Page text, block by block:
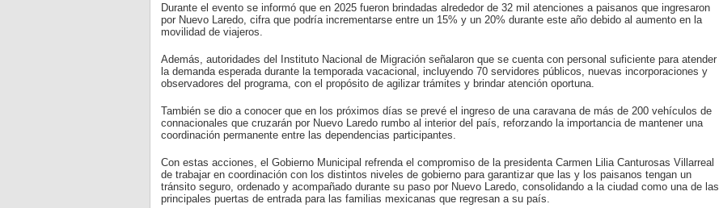
Durante el evento se informó que en 2025 fueron brindadas alrededor de 32 mil atenciones a paisanos que ingresaron
por Nuevo Laredo, cifra que podría incrementarse entre un 15% y un 20% durante este año debido al aumento en la
movilidad de viajeros.
Además, autoridades del Instituto Nacional de Migración señalaron que se cuenta con personal suficiente para atender
la demanda esperada durante la temporada vacacional, incluyendo 70 servidores públicos, nuevas incorporaciones y
observadores del programa, con el propósito de agilizar trámites y brindar atención oportuna.
También se dio a conocer que en los próximos días se prevé el ingreso de una caravana de más de 200 vehículos de
connacionales que cruzarán por Nuevo Laredo rumbo al interior del país, reforzando la importancia de mantener una
coordinación permanente entre las dependencias participantes.
Con estas acciones, el Gobierno Municipal refrenda el compromiso de la presidenta Carmen Lilia Canturosas Villarreal
de trabajar en coordinación con los distintos niveles de gobierno para garantizar que las y los paisanos tengan un
tránsito seguro, ordenado y acompañado durante su paso por Nuevo Laredo, consolidando a la ciudad como una de las
principales puertas de entrada para las familias mexicanas que regresan a su país.